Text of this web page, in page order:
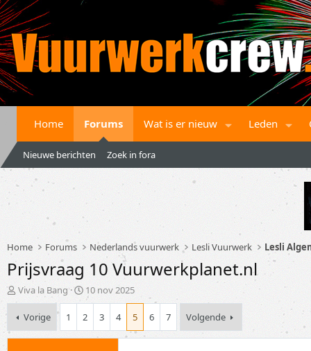
Home Forums Wat is er nieuw Leden
Nieuwe berichten Zoek in fora
Home Forums Nederlands vuurwerk Lesli Vuurwerk Lesli
Prijsvraag 10 Vuurwerkplanet.nl
T
o
p
c
Viva la Bang
S
t
a
t
10 nov 2025
Vorige 1 2 3 4 5 6 7 Volgende